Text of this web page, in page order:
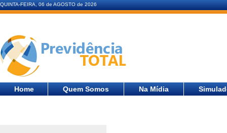
QUINTA-FEIRA, 06 de AGOSTO de 2026
Home Quem Somos Na Mídia